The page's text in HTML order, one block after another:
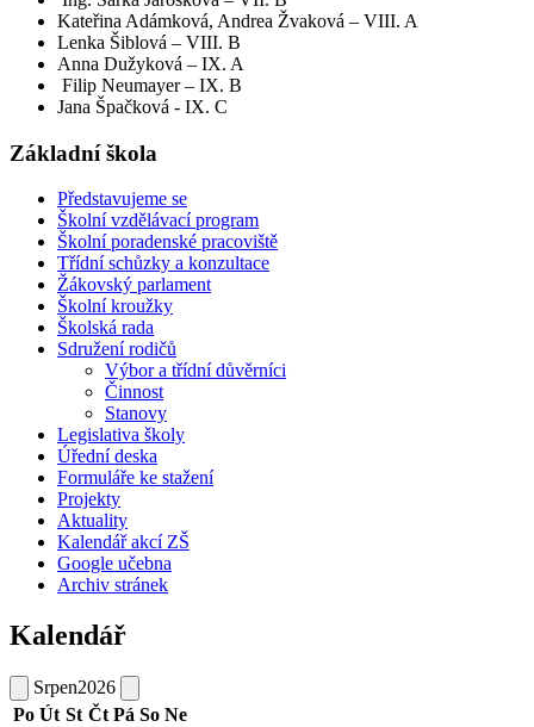
Kateřina Adámková, Andrea Žvaková – VIII. A
Lenka Šiblová – VIII. B
Anna Dužyková – IX. A
Filip Neumayer – IX. B
Jana Špačková - IX. C
Základní škola
Představujeme se
Školní vzdělávací program
Školní poradenské pracoviště
Třídní schůzky a konzultace
Žákovský parlament
Školní kroužky
Školská rada
Sdružení rodičů
Výbor a třídní důvěrníci
Činnost
Stanovy
Legislativa školy
Úřední deska
Formuláře ke stažení
Projekty
Aktuality
Kalendář akcí ZŠ
Google učebna
Archiv stránek
Kalendář
Srpen2026
Po Út St Čt Pá So Ne